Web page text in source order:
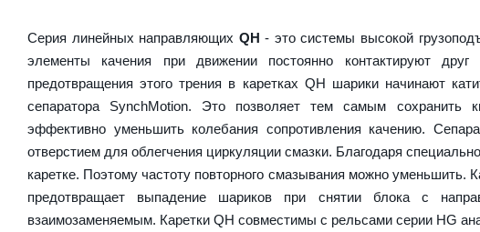
Серия линейных направляющих QH - это системы высокой
элементы качения при движении постоянно контактируют
предотвращения этого трения в каретках QH шарики начинают
сепаратора SynchMotion. Это позволяет тем самым сохранить
эффективно уменьшить колебания сопротивления качению.
отверстием для облегчения циркуляции смазки. Благодаря
каретке. Поэтому частоту повторного смазывания можно
предотвращает выпадение шариков при снятии блока с
взаимозаменяемым. Каретки QH совместимы с рельсами серии HG